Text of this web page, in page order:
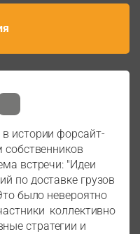
истории форсайт-
собственников
встречи: "Идеи
по доставке грузов
было невероятно
коллективно
стратегии и